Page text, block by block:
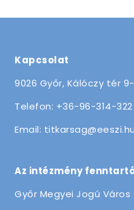
Kapcsolat
9026 Győr, Kálóczy tér 9-
Telefon: +36-96-314-322
Email: titkarsag@eeszi.hu
Az intézmény
Győr Megyei Jogú